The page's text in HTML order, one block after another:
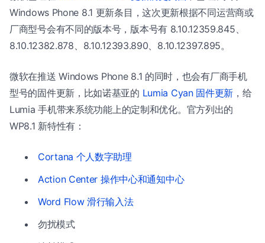
Windows Phone 8.1 更新条目，这次更新根据不同运营商或
厂商型号会有不同的版本号，版本号有 8.10.12359.845、
8.10.12382.878、8.10.12393.890、8.10.12397.895。
微软在推送 Windows Phone 8.1 的同时，也会有厂商手机
型号的固件更新，比如诺基亚的 Lumia Cyan 固件更新 ，给
Lumia 手机带来系统功能上的定制和优化。官方列出的
WP8.1 新特性有：
Cortana 个人数字助理
Action Center 操作中心和通知中心
Word Flow 滑行输入法
勿扰模式